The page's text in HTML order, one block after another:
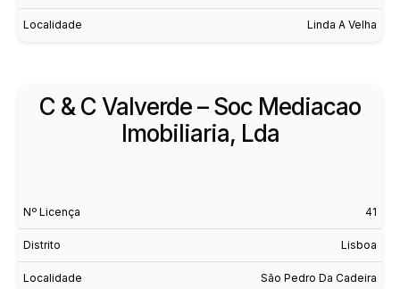
Localidade Linda A Velha
C & C Valverde – Soc Mediacao
Imobiliaria, Lda
Nº Licença 41
Distrito Lisboa
Localidade São Pedro Da Cadeira